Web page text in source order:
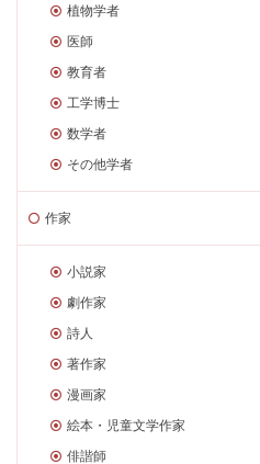
植物学者
医師
教育者
工学博士
数学者
その他学者
作家
小説家
劇作家
詩人
著作家
漫画家
絵本・児童文学作家
俳諧師